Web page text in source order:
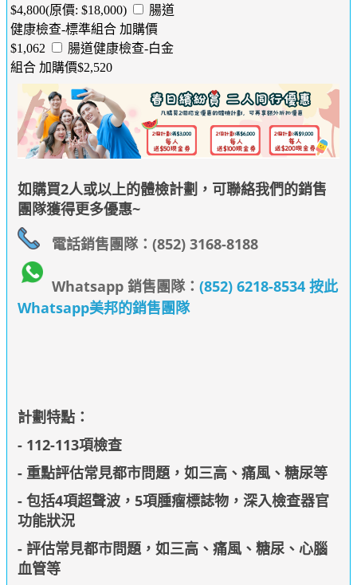
$4,800(原價: $18,000)
腸道
健康檢查-標準組合 加購價
$1,062
腸道健康檢查-白金
組合 加購價$2,520
如購買2人或以上的體檢計劃，可聯絡我們的銷售
團隊獲得更多優惠~
電話銷售團隊：(852) 3168-8188
Whatsapp 銷售團隊：(852) 6218-8534 按此
Whatsapp美邦的銷售團隊
計劃特點：
- 112-113項檢查
- 重點評估常見都市問題，如三高、痛風、糖尿等
- 包括4項超聲波，5項腫瘤標誌物，深入檢查器官
功能狀況
- 評估常見都市問題，如三高、痛風、糖尿、心腦
血管等